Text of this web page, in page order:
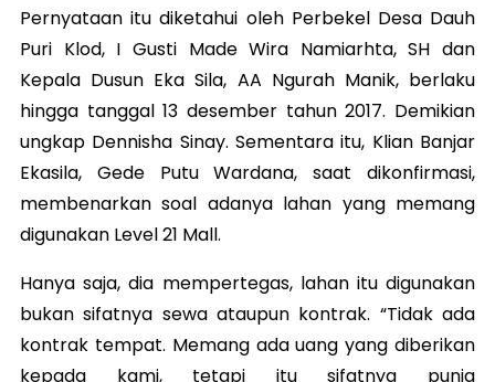
Pernyataan itu diketahui oleh Perbekel Desa Dauh
Puri Klod, I Gusti Made Wira Namiarhta, SH dan
Kepala Dusun Eka Sila, AA Ngurah Manik, berlaku
hingga tanggal 13 desember tahun 2017. Demikian
ungkap Dennisha Sinay. Sementara itu, Klian Banjar
Ekasila, Gede Putu Wardana, saat dikonfirmasi,
membenarkan soal adanya lahan yang memang
digunakan Level 21 Mall.
Hanya saja, dia mempertegas, lahan itu digunakan
bukan sifatnya sewa ataupun kontrak. “Tidak ada
kontrak tempat. Memang ada uang yang diberikan
kepada kami, tetapi itu sifatnya punia